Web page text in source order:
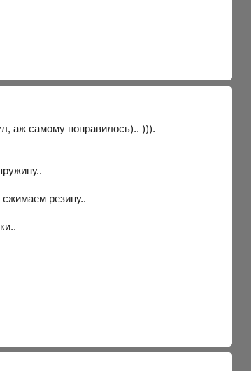
аж самому понравилось).. ))).
сжимаем резину..